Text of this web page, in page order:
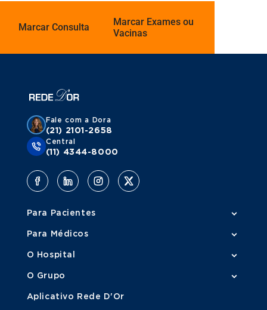
Marcar Consulta
Marcar Exames ou
Vacinas
Fale com a Dora
(21) 2101-2658
Central
(11) 4344-8000
Para Pacientes
Para Médicos
O Hospital
O Grupo
Aplicativo Rede D'Or